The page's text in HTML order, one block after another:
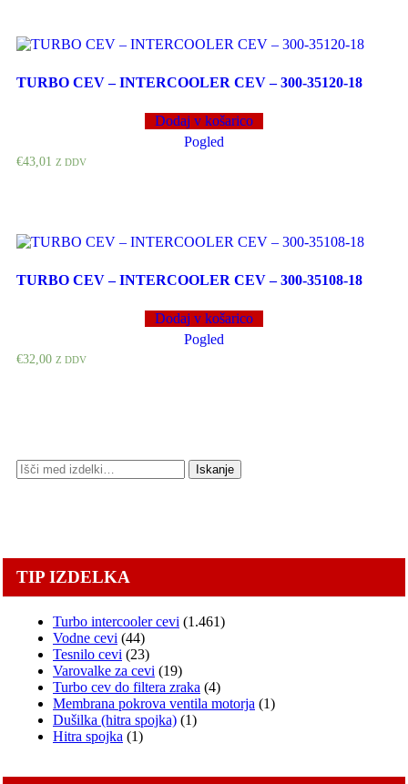
TURBO CEV – INTERCOOLER CEV – 300-35120-18
Dodaj v košarico
Pogled
€43,01 Z DDV
TURBO CEV – INTERCOOLER CEV – 300-35108-18
Dodaj v košarico
Pogled
€32,00 Z DDV
Išči: Iskanje
TIP IZDELKA
Turbo intercooler cevi (1.461)
Vodne cevi (44)
Tesnilo cevi (23)
Varovalke za cevi (19)
Turbo cev do filtera zraka (4)
Membrana pokrova ventila motorja (1)
Dušilka (hitra spojka) (1)
Hitra spojka (1)